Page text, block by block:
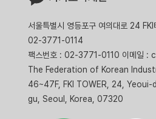
서울특별시 영등포구 여의대로 24
02-3771-0114
팩스번호 : 02-3771-0110 이메일
The Federation of Korean
46~47F, FKI TOWER, 24,
gu, Seoul, Korea, 07320